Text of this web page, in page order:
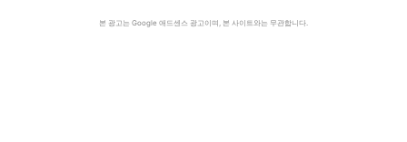
본 광고는 Google 애드센스 광고이며, 본 사이트와는 무관합니다.